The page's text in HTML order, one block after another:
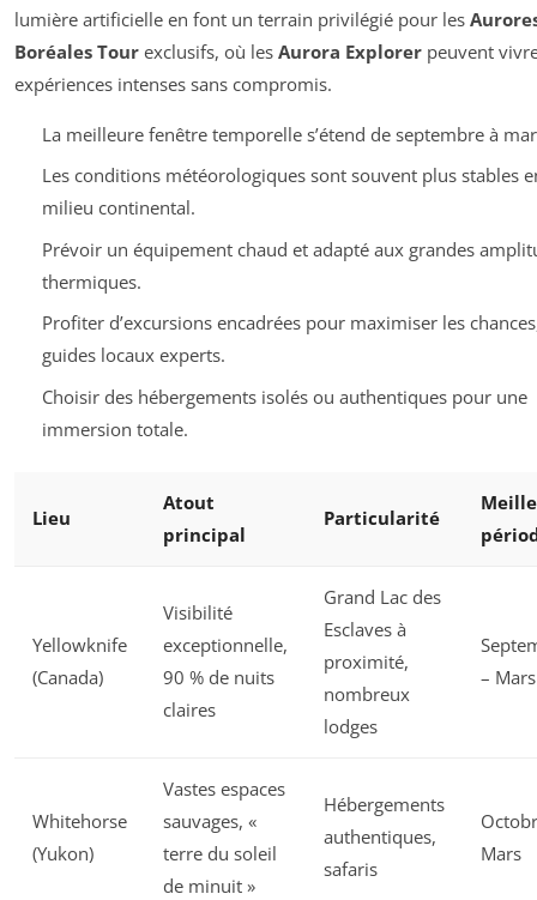
lumière artificielle en font un terrain privilégié pour les
Boréales Tour exclusifs, où les Aurora Explorer peuvent
expériences intenses sans compromis.
La meilleure fenêtre temporelle s’étend de septembre à
Les conditions météorologiques sont souvent plus stables
milieu continental.
Prévoir un équipement chaud et adapté aux grandes
thermiques.
Profiter d’excursions encadrées pour maximiser les
guides locaux experts.
Choisir des hébergements isolés ou authentiques pour une
immersion totale.
Lieu
Atout
principal
Particularité
Yellowknife
(Canada)
Visibilité
exceptionnelle,
90 % de nuits
claires
Grand Lac des
Esclaves à
proximité,
nombreux
lodges
– Mars
Whitehorse
(Yukon)
Vastes espaces
sauvages, «
terre du soleil
de minuit »
Hébergements
authentiques,
safaris
Mars